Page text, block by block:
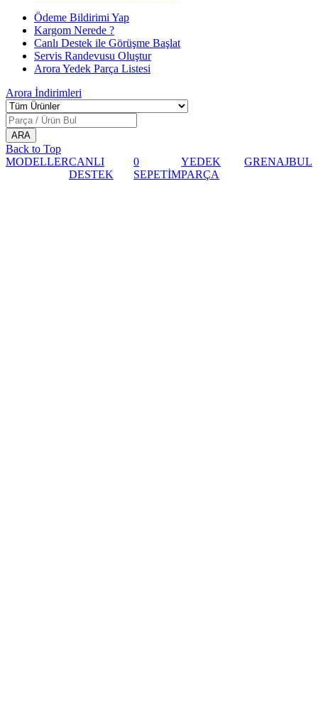
Ödeme Bildirimi Yap
Kargom Nerede ?
Canlı Destek ile Görüşme Başlat
Servis Randevusu Oluştur
Arora Yedek Parça Listesi
Arora İndirimleri
Back to Top
MODELLERCANLI
DESTEK
0
SEPETİM
YEDEK
PARÇA
GRENAJBUL